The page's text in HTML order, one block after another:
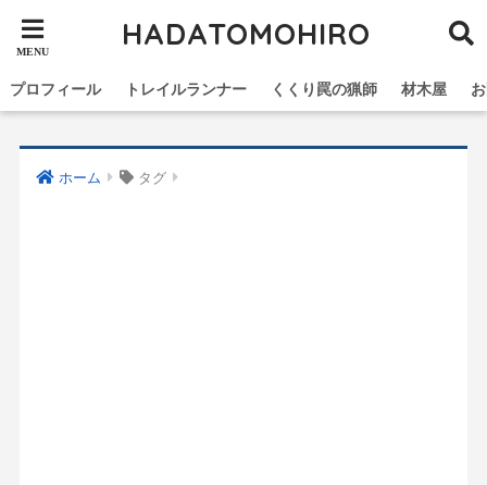
HADATOMOHIRO
プロフィール トレイルランナー くくり罠の猟師 材木屋
ホーム タグ